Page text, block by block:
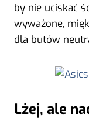
by nie uciskać
wyważone,
dla butów
Lżej, ale